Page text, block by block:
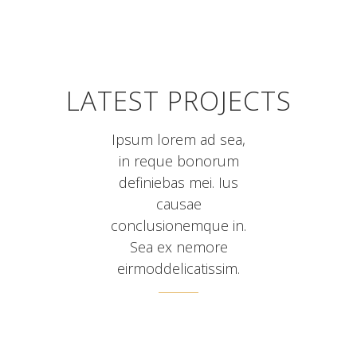
LATEST PROJECTS
Ipsum lorem ad sea,
in reque bonorum
definiebas mei. Ius
causae
conclusionemque in.
Sea ex nemore
eirmoddelicatissim.